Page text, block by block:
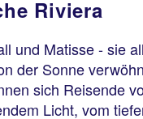
Riviera
und Matisse - sie
der Sonne
sich Reisende
Licht, vom